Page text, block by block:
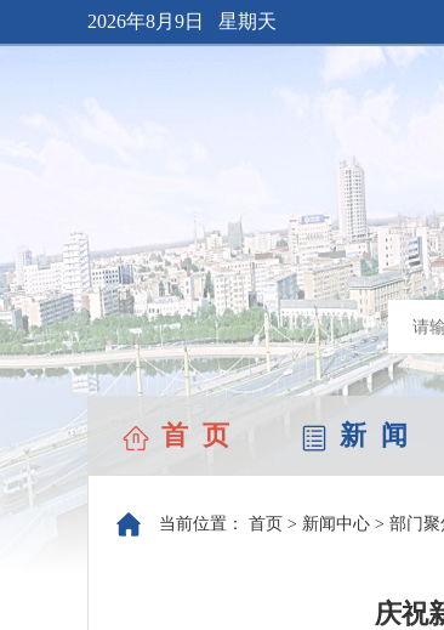
2026年8月9日 星期天
首 页 新 闻
当前位置： 首页 > 新闻中心 > 部门聚
庆祝